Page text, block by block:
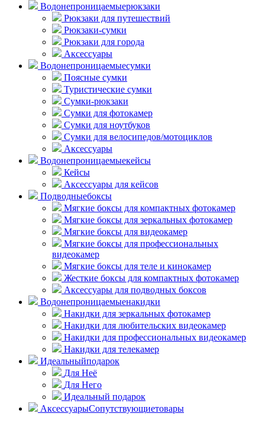
Водонепроницаемыерюкзаки
Рюкзаки для путешествий
Рюкзаки-сумки
Рюкзаки для города
Аксессуары
Водонепроницаемыесумки
Поясные сумки
Туристические сумки
Сумки-рюкзаки
Сумки для фотокамер
Сумки для ноутбуков
Сумки для велосипедов/мотоциклов
Аксессуары
Водонепроницаемыекейсы
Кейсы
Аксессуары для кейсов
Подводныебоксы
Мягкие боксы для компактных фотокамер
Мягкие боксы для зеркальных фотокамер
Мягкие боксы для видеокамер
Мягкие боксы для профессиональных
видеокамер
Мягкие боксы для теле и кинокамер
Жесткие боксы для компактных фотокамер
Аксессуары для подводных боксов
Водонепроницаемыенакидки
Накидки для зеркальных фотокамер
Накидки для любительских видеокамер
Накидки для профессиональных видеокамер
Накидки для телекамер
Идеальныйподарок
Для Неё
Для Него
Идеальный подарок
АксессуарыСопутствующиетовары